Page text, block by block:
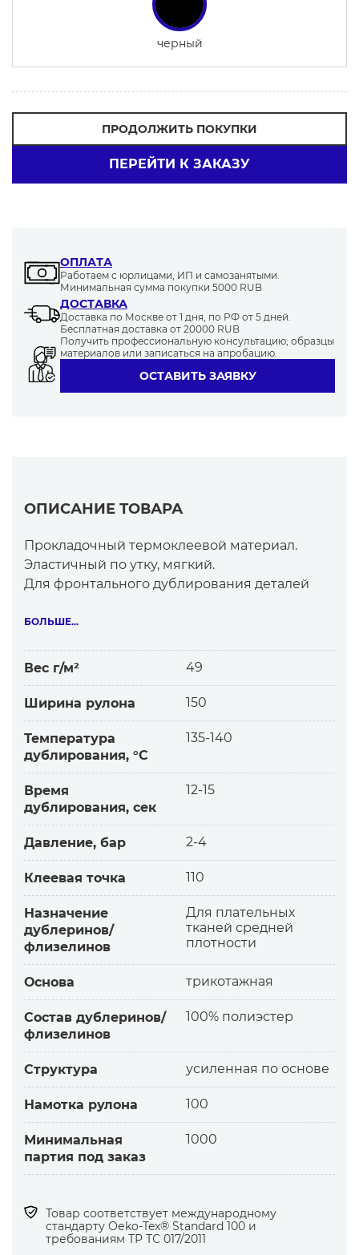
черный
ПРОДОЛЖИТЬ ПОКУПКИ
ПЕРЕЙТИ К ЗАКАЗУ
ОПЛАТА
Работаем с юрлицами, ИП и самозанятыми.
Минимальная сумма покупки 5000 RUB
ДОСТАВКА
Доставка по Москве от 1 дня, по РФ от 5 дней.
Бесплатная доставка от 20000 RUB
Получить профессиональную консультацию, образцы
материалов или записаться на апробацию.
ОСТАВИТЬ ЗАЯВКУ
ОПИСАНИЕ ТОВАРА
Прокладочный термоклеевой материал.
Эластичный по утку, мягкий.
Для фронтального дублирования деталей
из тканей и трикотажных полотен.
-прочное мягкое склеивание с эластичными
— без прохождения клея на лицевую сторону
ткани
— cохраняет эластичность материалов в
местах дублирования.
Дополнительная информация:
Трикотажное полотно с уточной нитью.
Уточными называются переплетения, в грунт
которых введены дополнительные (уточные)
нити, не образующие петли.
Ввязанные уточные нити существенно
меняют свойства трикотажного полотна:
— более высокая прочность по утку
— придают полотну ворсованность
— уменьшают растяжимость
— уменьшают показатели усадки трикотажа
БОЛЬШЕ...
Вес г/м² 49
Ширина рулона 150
Температура
дублирования, °С
135-140
Время
дублирования, сек
12-15
Давление, бар 2-4
Клеевая точка 110
Назначение
дублеринов/
флизелинов
Для плательных
тканей средней
плотности
Основа трикотажная
Состав дублеринов/
флизелинов
100% полиэстер
Структура усиленная по основе
Намотка рулона 100
Минимальная
партия под заказ
1000
Товар соответствует международному
стандарту Оеko-Tex® Standard 100 и
требованиям ТР ТС 017/2011